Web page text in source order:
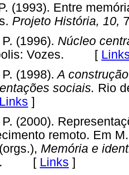
(1993). Entre
Projeto História, 10,
(1996). Núcleo
Vozes. [
(1998). A
sociais. Rio
Links ]
(2000).
remoto. Em
Memória e
[ Links ]